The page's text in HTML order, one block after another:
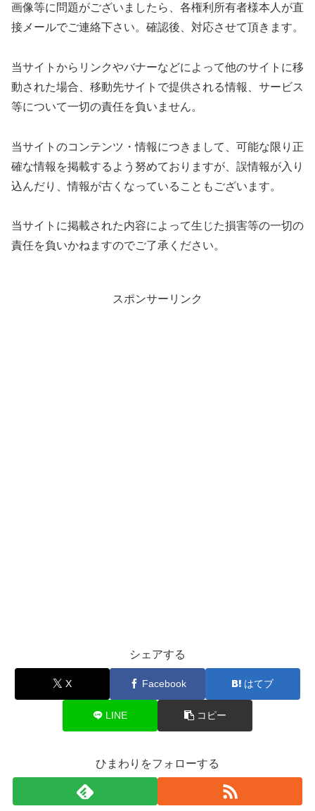
画像等に問題がございましたら、各権利所有者様本人が直
接メールでご連絡下さい。確認後、対応させて頂きます。
当サイトからリンクやバナーなどによって他のサイトに移
動された場合、移動先サイトで提供される情報、サービス
等について一切の責任を負いません。
当サイトのコンテンツ・情報につきまして、可能な限り正
確な情報を掲載するよう努めておりますが、誤情報が入り
込んだり、情報が古くなっていることもございます。
当サイトに掲載された内容によって生じた損害等の一切の
責任を負いかねますのでご了承ください。
スポンサーリンク
シェアする
X Facebook はてブ
LINE コピー
ひまわりをフォローする